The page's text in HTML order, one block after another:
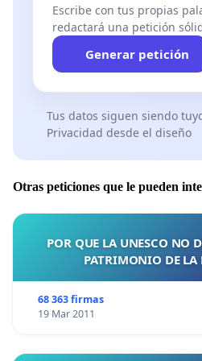
expresidente del Gobierno
Juan Manuel Santos,
en la exministra de
y activista por los derechos
Brasil promuevenSebastiao
Democracia y la Paz, con
encuentros bilaterales para
Internacional de Cine y
Mediterráneo como crisol
Escribe con tus propias
redactará una petición
Generar petición
Tus datos siguen siendo
Privacidad desde el diseño
Otras peticiones que le pueden
POR QUE LA UNESCO NO
PATRIMONIO DE
68 363 firmas
19 Mar 2011